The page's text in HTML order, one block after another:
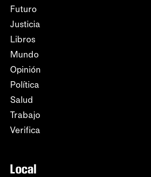
Futuro
Justicia
Libros
Mundo
Opinión
Política
Salud
Trabajo
Verifica
Local